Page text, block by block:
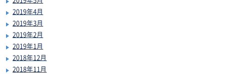
2019年4月
2019年3月
2019年2月
2019年1月
2018年12月
2018年11月